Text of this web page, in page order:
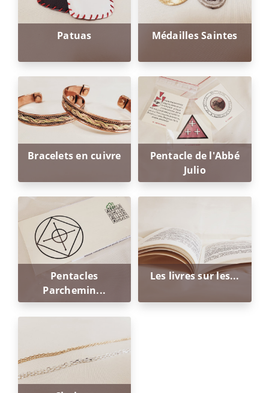
Patuas Médailles Saintes
Bracelets en cuivre
Pentacle de l'Abbé
Julio
Pentacles
Parchemin...
Les livres sur les...